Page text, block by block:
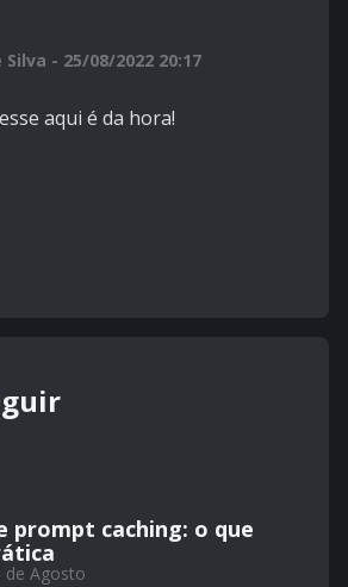
Silva - 25/08/2022 20:17
aqui é da hora!
prompt caching: o que
de Agosto